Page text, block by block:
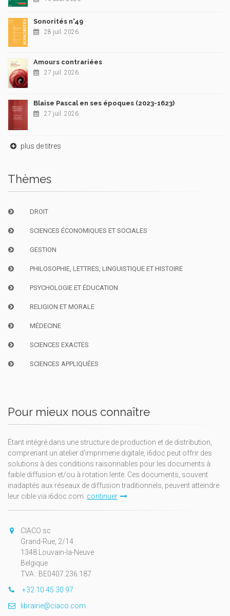
Sonorités n°49
28 juil. 2026
Amours contrariées
27 juil. 2026
Blaise Pascal en ses époques (2023-1623)
27 juil. 2026
plus de titres
Thèmes
DROIT
SCIENCES ÉCONOMIQUES ET SOCIALES
GESTION
PHILOSOPHIE, LETTRES, LINGUISTIQUE ET HISTOIRE
PSYCHOLOGIE ET ÉDUCATION
RELIGION ET MORALE
MÉDECINE
SCIENCES EXACTES
SCIENCES APPLIQUÉES
Pour mieux nous connaître
Étant intégré dans une structure de production et de distribution,
comprenant un atelier d'imprimerie digitale, i6doc peut offrir des
solutions à des conditions raisonnables pour les documents à
faible diffusion et/ou à rotation lente. Ces documents, souvent
inadaptés aux réseaux de diffusion traditionnels, peuvent atteindre
leur cible via i6doc.com. continuer
CIACO sc
Grand-Rue, 2/14
1348 Louvain-la-Neuve
Belgique
TVA : BE0407.236.187
+32 10 45 30 97
librairie@ciaco.com